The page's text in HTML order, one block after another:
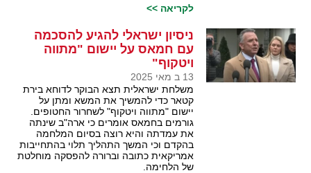
לקריאה >>
ניסיון ישראלי להגיע להסכמה
עם חמאס על יישום "מתווה
ויטקוף"
13 ב מאי 2025
משלחת ישראלית תצא הבוקר לדוחא בירת
קטאר כדי להמשיך את המשא ומתן על
יישום "מתווה ויטקוף" לשחרור החטופים.
גורמים בחמאס אומרים כי ארה"ב שינתה
את עמדתה והיא רוצה בסיום המלחמה
בהקדם וכי המשך התהליך תלוי בהתחייבות
אמריקאית כתובה וברורה להפסקה מוחלטת
של הלחימה.